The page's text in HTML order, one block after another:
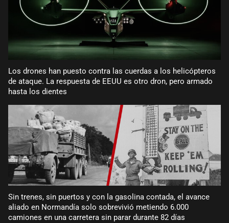
Los drones han puesto contra las cuerdas a los helicópteros
de ataque. La respuesta de EEUU es otro dron, pero armado
hasta los dientes
Sin trenes, sin puertos y con la gasolina contada, el avance
aliado en Normandía solo sobrevivió metiendo 6.000
camiones en una carretera sin parar durante 82 días